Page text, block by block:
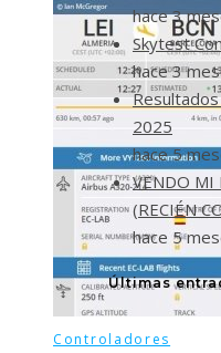
Controladores
hace 3
Skytest
hace 3
2025
hace 5
VENDO MI
(RECIÉN
hace 5
Últimas